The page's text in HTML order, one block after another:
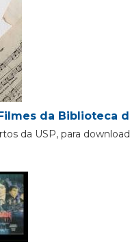
da Biblioteca
da USP, para